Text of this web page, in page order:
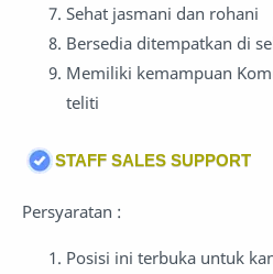
Sehat jasmani dan rohani
Bersedia ditempatkan di
Memiliki kemampuan
teliti
STAFF SALES SUPPORT
Persyaratan :
Posisi ini terbuka untuk